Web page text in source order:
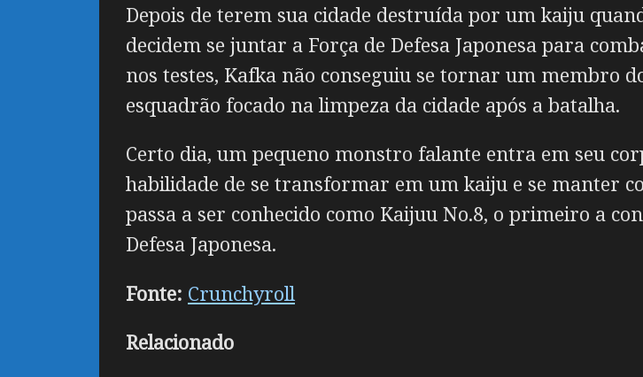
Depois de terem sua cidade destruída por um kaiju
decidem se juntar a Força de Defesa Japonesa para
nos testes, Kafka não conseguiu se tornar um membro
esquadrão focado na limpeza da cidade após a batalha.
Certo dia, um pequeno monstro falante entra em seu
habilidade de se transformar em um kaiju e se manter
passa a ser conhecido como Kaijuu No.8, o primeiro a
Defesa Japonesa.
Fonte: Crunchyroll
Relacionado